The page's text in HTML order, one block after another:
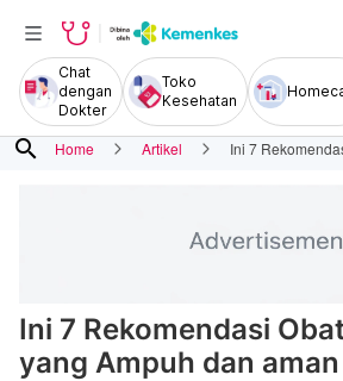
Chat
dengan
Dokter
Toko
Kesehatan
search Home Artikel Ini 7
Ini 7 Rekomendasi Obat
yang Ampuh dan aman